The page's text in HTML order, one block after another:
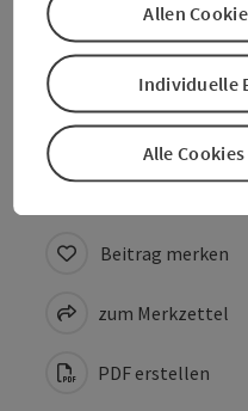
Eignung
Barrierefreiheit
Beitrag merken
zum Merkzettel
PDF erstellen
Alle
Individuelle
Allen